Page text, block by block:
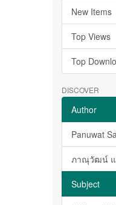
New Items
Top Views
Top
DISCOVER
Author
Panuwat
ภาณุวัฒน์ แ
Subject